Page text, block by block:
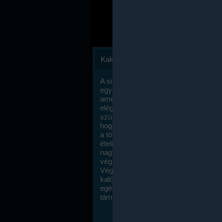
Kalóriaszámlálás
A sikeres fogyás titka valójában igen
egyszerű: égess több energiát, mint
amennyit beviszel. Természetesen
elég nagy fegyelemre és akaraterőre
szükség, de meglepődve fogod
hogy a kalóriaszámolás mennyire
a többi diétához képest. Itt nincsenek
ételek és a megengedett kalóriabevitelt
nagymértékben növelheted ha
végzel.
Végül, de nem utolsó sorban, a
kalóriaszámolás módszerét a legtöbb
egészségügyi szakorvos ajánlja és
támogatja.